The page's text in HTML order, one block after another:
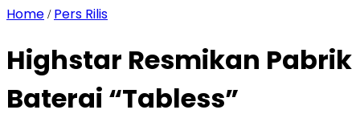
Home / Pers Rilis
Highstar Resmikan Pabrik
Baterai “Tabless”